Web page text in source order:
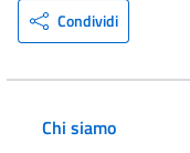
Condividi
Chi siamo